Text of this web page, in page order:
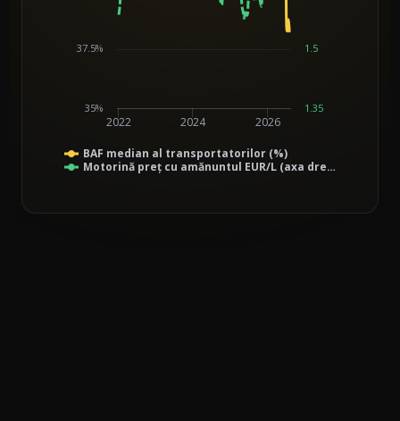
BAF median al transportatorilor (%)
Motorină preț cu amănuntul EUR/L (axa dre…
2022 2024 2026
35%
37.5%
1.35
1.5